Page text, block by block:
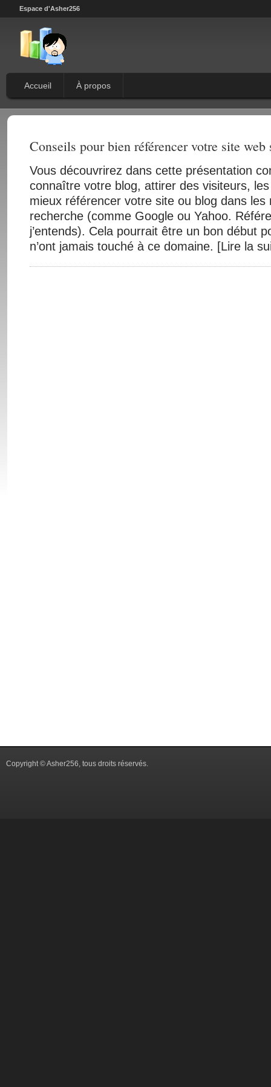
Espace d'Asher256
Accueil À propos
Conseils pour bien référencer votre site web
Vous découvrirez dans cette présentation
connaître votre blog, attirer des visiteurs,
mieux référencer votre site ou blog dans les
recherche (comme Google ou Yahoo.
j’entends). Cela pourrait être un bon début
n’ont jamais touché à ce domaine. [Lire la
Copyright © Asher256, tous droits réservés.